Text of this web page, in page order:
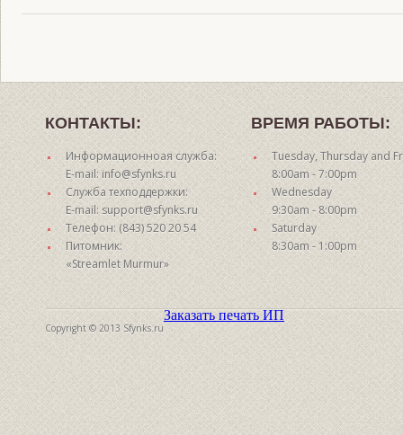
КОНТАКТЫ:
Информационноая служба:
E-mail: info@sfynks.ru
Служба техподдержки:
E-mail: support@sfynks.ru
Телефон: (843) 520 20 54
Питомник:
«Streamlet Murmur»
ВРЕМЯ РАБОТЫ:
Tuesday, Thursday and
8:00am - 7:00pm
Wednesday
9:30am - 8:00pm
Saturday
8:30am - 1:00pm
Copyright © 2013 Sfynks.ru
Заказать печать ИП